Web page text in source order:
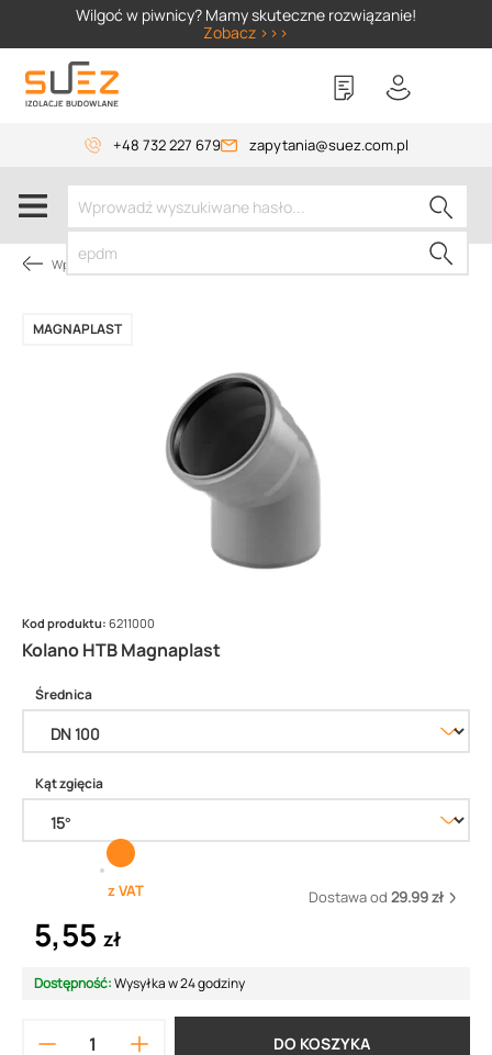
Wilgoć w piwnicy? Mamy skuteczne rozwiązanie!
Zobacz >>>
+48 732 227 679 zapytania@suez.com.pl
Wpusty i akcesoria
Kolano HTB Magnaplast
MAGNAPLAST
Kod produktu: 6211000
Średnica
Kąt zgięcia
z VAT Dostawa od 29.99 zł
5,55 zł
Dostępność:Wysyłka w 24 godziny
DO KOSZYKA